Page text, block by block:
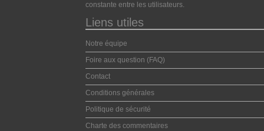
constante entre les utilisateurs.
Liens utiles
Notre équipe
Foire aux question (FAQ)
Contact
Conditions générales
Politique de sécurité
Charte des commentaires